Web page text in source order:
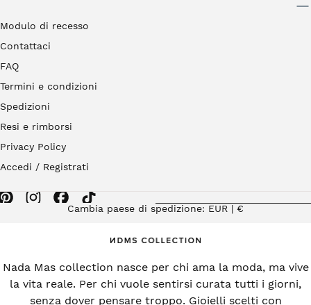
Modulo di recesso
Contattaci
FAQ
Termini e condizioni
Spedizioni
Resi e rimborsi
Privacy Policy
Accedi / Registrati
Cambia paese di spedizione: EUR | €
Nada Mas collection nasce per chi ama la moda, ma vive
la vita reale. Per chi vuole sentirsi curata tutti i giorni,
senza dover pensare troppo. Gioielli scelti con